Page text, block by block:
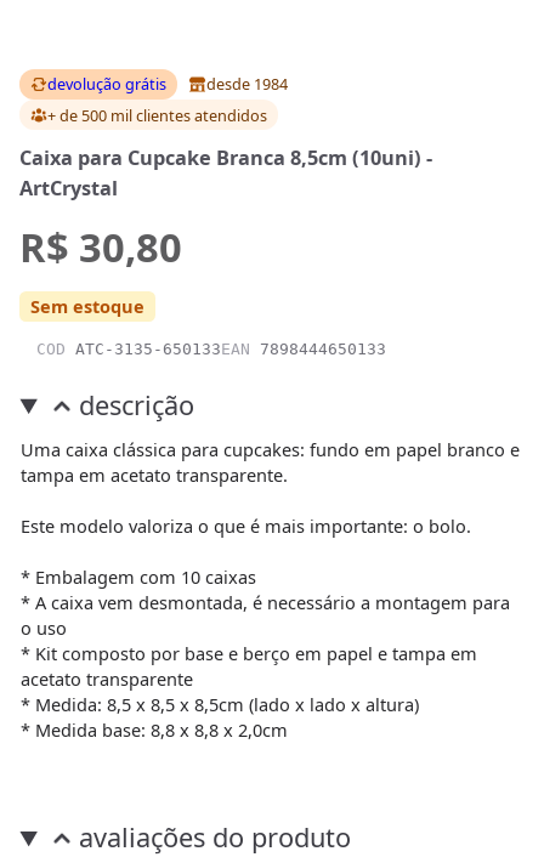
devolução grátis
desde 1984
+ de 500 mil clientesatendidos
Caixa para Cupcake Branca 8,5cm (10uni) -
ArtCrystal
R$ 30,80
Sem estoque
COD ATC-3135-650133EAN 7898444650133
descrição
Uma caixa clássica para cupcakes: fundo em papel branco e
tampa em acetato transparente.
Este modelo valoriza o que é mais importante: o bolo.
* Embalagem com 10 caixas
* A caixa vem desmontada, é necessário a montagem para
o uso
* Kit composto por base e berço em papel e tampa em
acetato transparente
* Medida: 8,5 x 8,5 x 8,5cm (lado x lado x altura)
* Medida base: 8,8 x 8,8 x 2,0cm
avaliações do produto